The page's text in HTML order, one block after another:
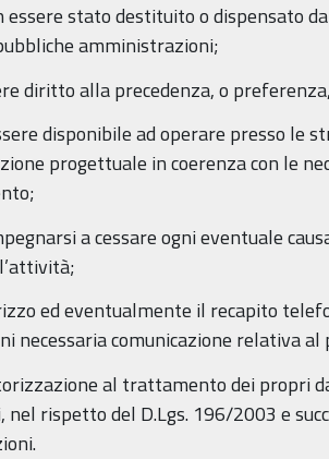
essere stato destituito o dispensato
amministrazioni;
diritto alla precedenza, o
disponibile ad operare presso le
progettuale in coerenza con le
a cessare ogni eventuale
ed eventualmente il recapito
necessaria comunicazione relativa
al trattamento dei propri
nel rispetto del D.Lgs. 196/2003 e